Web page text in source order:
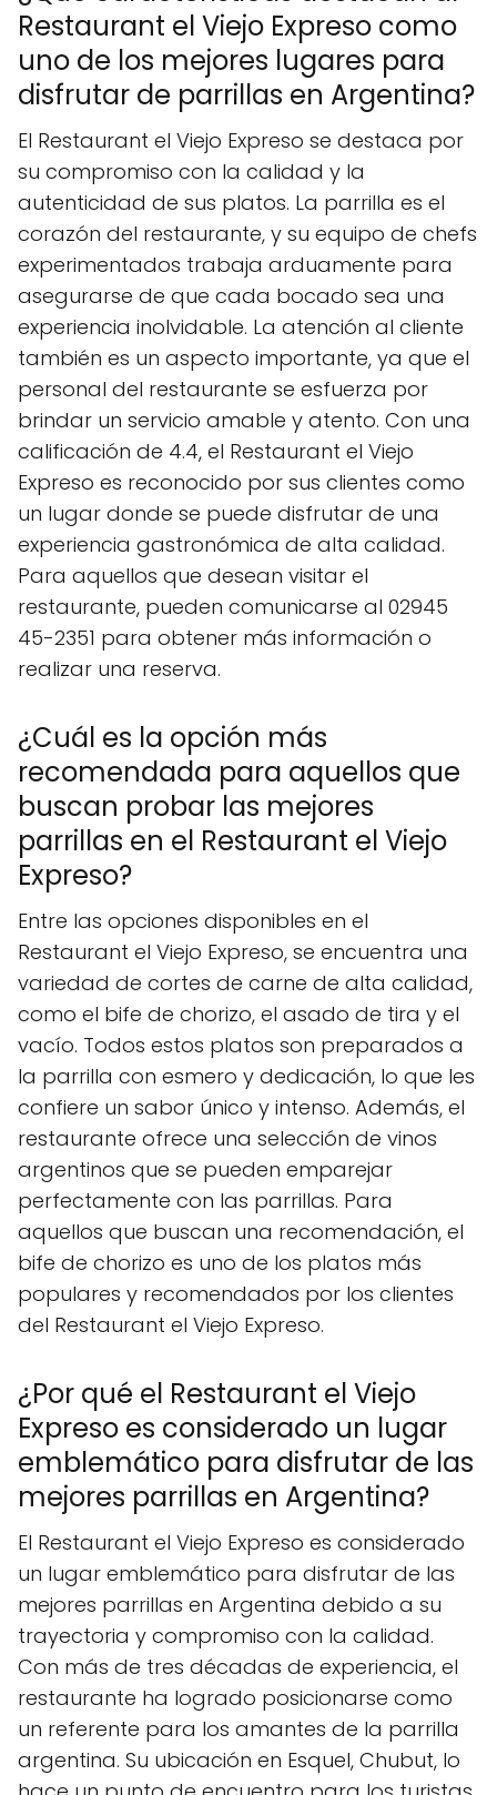
Restaurant el Viejo Expreso como
uno de los mejores lugares para
disfrutar de parrillas en Argentina?
El Restaurant el Viejo Expreso se destaca por
su compromiso con la calidad y la
autenticidad de sus platos. La parrilla es el
corazón del restaurante, y su equipo de chefs
experimentados trabaja arduamente para
asegurarse de que cada bocado sea una
experiencia inolvidable. La atención al cliente
también es un aspecto importante, ya que el
personal del restaurante se esfuerza por
brindar un servicio amable y atento. Con una
calificación de 4.4, el Restaurant el Viejo
Expreso es reconocido por sus clientes como
un lugar donde se puede disfrutar de una
experiencia gastronómica de alta calidad.
Para aquellos que desean visitar el
restaurante, pueden comunicarse al 02945
45-2351 para obtener más información o
realizar una reserva.
¿Cuál es la opción más
recomendada para aquellos que
buscan probar las mejores
parrillas en el Restaurant el Viejo
Expreso?
Entre las opciones disponibles en el
Restaurant el Viejo Expreso, se encuentra una
variedad de cortes de carne de alta calidad,
como el bife de chorizo, el asado de tira y el
vacío. Todos estos platos son preparados a
la parrilla con esmero y dedicación, lo que les
confiere un sabor único y intenso. Además, el
restaurante ofrece una selección de vinos
argentinos que se pueden emparejar
perfectamente con las parrillas. Para
aquellos que buscan una recomendación, el
bife de chorizo es uno de los platos más
populares y recomendados por los clientes
del Restaurant el Viejo Expreso.
¿Por qué el Restaurant el Viejo
Expreso es considerado un lugar
emblemático para disfrutar de las
mejores parrillas en Argentina?
El Restaurant el Viejo Expreso es considerado
un lugar emblemático para disfrutar de las
mejores parrillas en Argentina debido a su
trayectoria y compromiso con la calidad.
Con más de tres décadas de experiencia, el
restaurante ha logrado posicionarse como
un referente para los amantes de la parrilla
argentina. Su ubicación en Esquel, Chubut, lo